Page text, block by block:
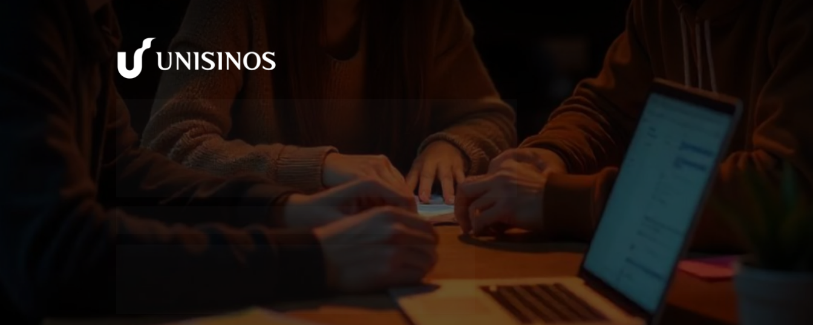
Residência em TIC 55 -
Apoio à Recuperação
do Rio Grande do Sul
A Unisinos e a BRISA se uniram para impulsionar sua carreira em
tecnologia!
notebook em comodato
oportunidade de desenvolver projetos reais para empresas,
soft skills essenciais para o profissional do